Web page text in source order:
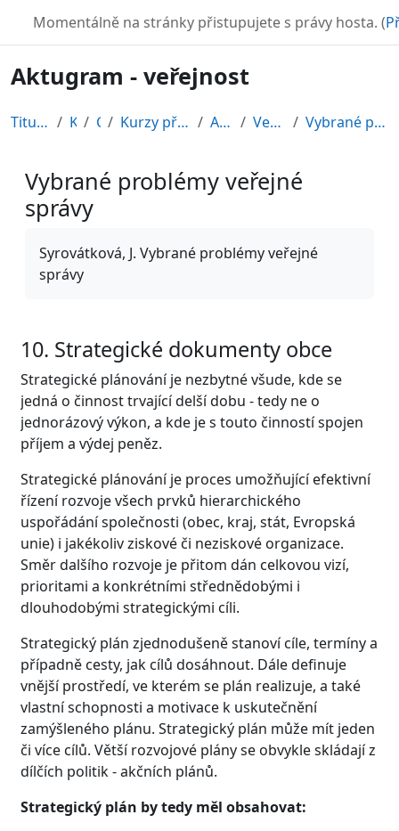
TURBO
Momentálně na stránky přistupujete s právy hosta. (
Aktugram - veřejnost
Titulní stránka Kurzy CDV Kurzy připravené v rámci ESF AKTUGRAM Veřejná správa Vybrané problémy veřejné správy
Vybrané problémy veřejné
správy
Syrovátková, J. Vybrané problémy veřejné
správy
10. Strategické dokumenty obce
Strategické plánování je nezbytné všude, kde se
jedná o činnost trvající delší dobu - tedy ne o
jednorázový výkon, a kde je s touto činností spojen
příjem a výdej peněz.
Strategické plánování je proces umožňující efektivní
řízení rozvoje všech prvků hierarchického
uspořádání společnosti (obec, kraj, stát, Evropská
unie) i jakékoliv ziskové či neziskové organizace.
Směr dalšího rozvoje je přitom dán celkovou vizí,
prioritami a konkrétními střednědobými i
dlouhodobými strategickými cíli.
Strategický plán zjednodušeně stanoví cíle, termíny a
případně cesty, jak cílů dosáhnout. Dále definuje
vnější prostředí, ve kterém se plán realizuje, a také
vlastní schopnosti a motivace k uskutečnění
zamýšleného plánu. Strategický plán může mít jeden
či více cílů. Větší rozvojové plány se obvykle skládají z
dílčích politik - akčních plánů.
Strategický plán by tedy měl obsahovat: